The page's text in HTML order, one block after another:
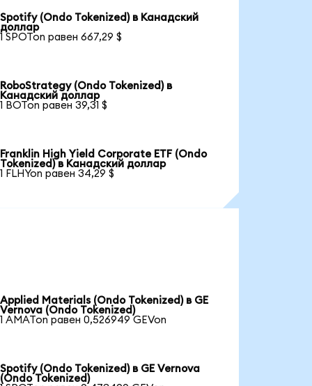
Spotify (Ondo Tokenized) в Канадский
доллар
1 SPOTon равен 667,29 $
RoboStrategy (Ondo Tokenized) в
Канадский доллар
1 BOTon равен 39,31 $
Franklin High Yield Corporate ETF (Ondo
Tokenized) в Канадский доллар
1 FLHYon равен 34,29 $
Applied Materials (Ondo Tokenized) в GE
Vernova (Ondo Tokenized)
1 AMATon равен 0,526949 GEVon
Spotify (Ondo Tokenized) в GE Vernova
(Ondo Tokenized)